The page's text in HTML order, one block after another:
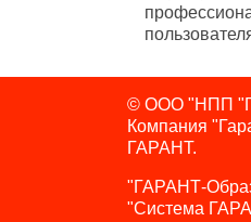
© ООО "НПП
Компания
ГАРАНТ.
"ГАРАНТ-
"Система